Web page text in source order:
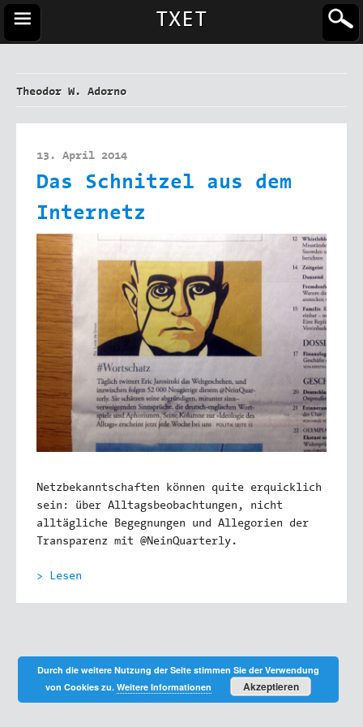
TXET
Theodor W. Adorno
13. April 2014
Das Schnitzel aus dem
Internetz
Netzbekanntschaften können quite erquicklich
sein: über Alltagsbeobachtungen, nicht
alltägliche Begegnungen und Allegorien der
Transparenz mit @NeinQuarterly.
> Lesen
Durch die weitere Nutzung der Seite stimmen Sie der Verwendung
von Cookies zu.Weitere Informationen Akzeptieren